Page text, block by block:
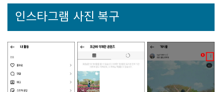
인스타그램 사진 복구